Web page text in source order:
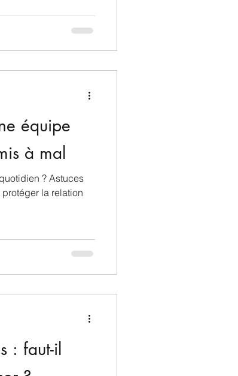
équipe
à mal
? Astuces
la relation
: faut-il